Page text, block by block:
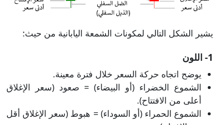
يشير الشكل التالي لمكونات الشمعة اليابانية من حيث:
1- اللون
يوضح اتجاه حركة السعر خلال فترة معينة.
الشموع الخضراء (أو البيضاء) = صعود (سعر الإغلاق
أعلى من الافتتاح).
الشموع الحمراء (أو السوداء) = هبوط (سعر الإغلاق أقل